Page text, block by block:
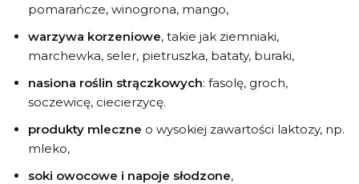
pomarańcze, winogrona, mango,
warzywa korzeniowe, takie jak ziemniaki,
marchewka, seler, pietruszka, bataty, buraki,
nasiona roślin strączkowych: fasolę, groch,
soczewicę, ciecierzycę.
produkty mleczne o wysokiej zawartości laktozy, np.
mleko,
soki owocowe i napoje słodzone,